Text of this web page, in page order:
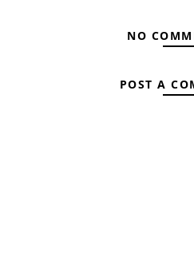
NO
POST A